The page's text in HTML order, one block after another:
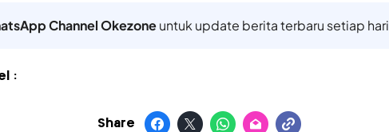
Channel Okezoneuntuk update berita terbaru setiap hari
:
Share